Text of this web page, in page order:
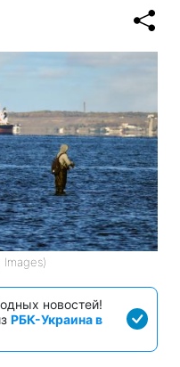
новостей!
РБК-Украина в